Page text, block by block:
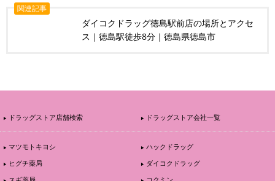
関連記事
ダイコクドラッグ徳島駅前店の場所とアクセ
ス｜徳島駅徒歩8分｜徳島県徳島市
ドラッグストア店舗検索 ドラッグストア会社一覧
マツモトキヨシ
ハックドラッグ
ヒグチ薬局
ダイコクドラッグ